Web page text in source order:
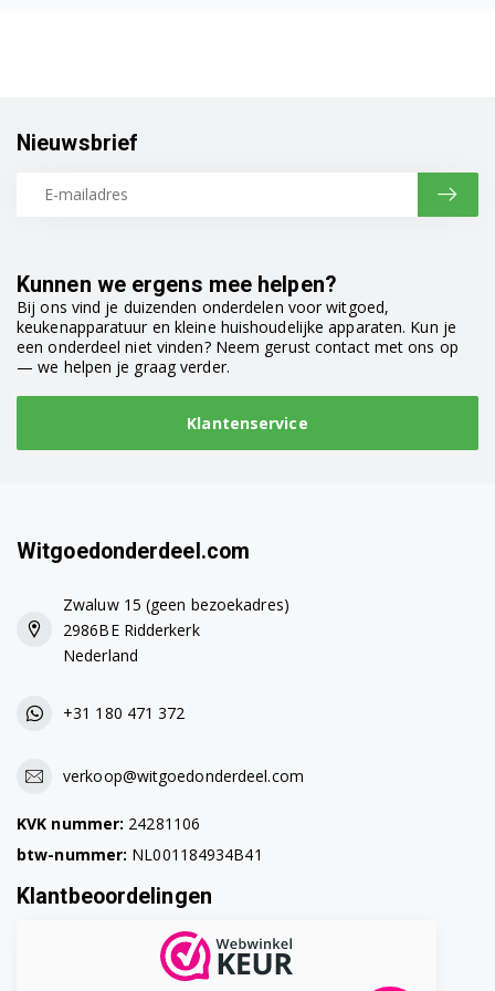
WAE28161FF01
WAE28161FF09
WAE28161FF11
WAE28161FG11
WAE28161FG16
WAE28161FG17
WAE28161FG19
WAE28161NL02
WAE28161NL03
Kunnen we ergens mee helpen?
Bij ons vind je duizenden onderdelen voor witgoed,
keukenapparatuur en kleine huishoudelijke apparaten. Kun je
een onderdeel niet vinden? Neem gerust contact met ons op
— we helpen je graag verder.
Klantenservice
Nieuwsbrief
Witgoedonderdeel.com
Zwaluw 15 (geen bezoekadres)
2986BE Ridderkerk
Nederland
+31 180 471 372
verkoop@witgoedonderdeel.com
KVK nummer: 24281106
btw-nummer: NL001184934B41
Klantbeoordelingen